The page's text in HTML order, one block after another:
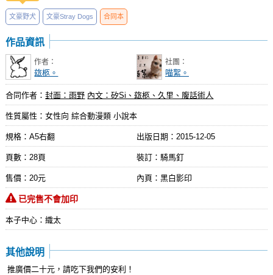
文豪野犬 文豪Stray Dogs 合同本
作品資訊
作者：
玈柩。
社團：
喵絮。
合同作者：封面：雨野 內文：矽Si、玈柩、久里、腹話術人
性質屬性：女性向 綜合動漫類 小說本
規格：A5右翻 出版日期： 2015-12-05
頁數：28頁 裝訂：騎馬釘
售價：20元 內頁：黑白影印
已完售不會加印
本子中心：織太
其他說明
推廣價二十元，請吃下我們的安利！